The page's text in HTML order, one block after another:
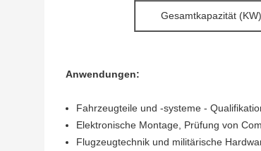
Gesamtkapazität (KW)
Anwendungen:
Fahrzeugteile und -systeme -
Elektronische Montage, Prüfung von
Flugzeugtechnik und militärische